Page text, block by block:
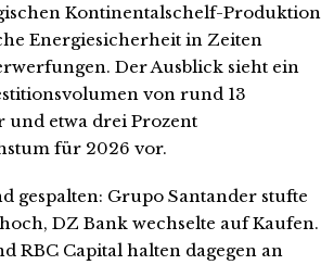
Kontinentalschelf-Produktion
Energiesicherheit in Zeiten
Der Ausblick sieht ein
von rund 13
etwa drei Prozent
für 2026 vor.
gespalten: Grupo Santander stufte
DZ Bank wechselte auf Kaufen.
RBC Capital halten dagegen an